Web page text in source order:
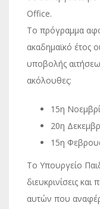
Office.
Το πρόγραμμα
ακαδημαϊκό έτος
υποβολής
ακόλουθες:
15η
20η
15η
Το Υπουργείο
διευκρινίσεις
αυτών που